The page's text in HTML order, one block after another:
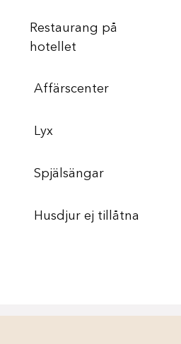
Restaurang på
hotellet
Affärscenter
Lyx
Spjälsängar
Husdjur ej tillåtna